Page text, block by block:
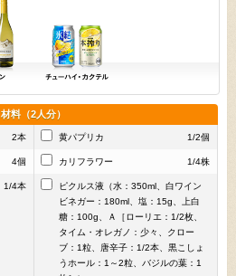
材料（2人分）
2本 黄パプリカ 1/2個
4個 カリフラワー 1/4株
1/4本
ピクルス液（水：350ml、白ワイン
ビネガー：180ml、塩：15g、上白
糖：100g、Ａ［ローリエ：1/2枚、
タイム・オレガノ：少々、クロー
ブ：1粒、唐辛子：1/2本、黒こしょ
うホール：1～2粒、バジルの葉：1